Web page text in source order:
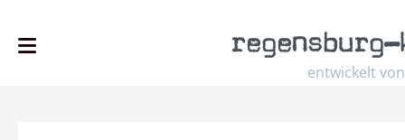
entwickelt von
regensburg–